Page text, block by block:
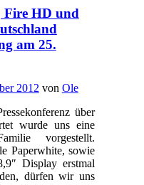
Fire HD und
am 25.
2012 von Ole
über
wurde uns eine
vorgestellt.
Paperwhite, sowie
Display erstmal
dürfen wir uns